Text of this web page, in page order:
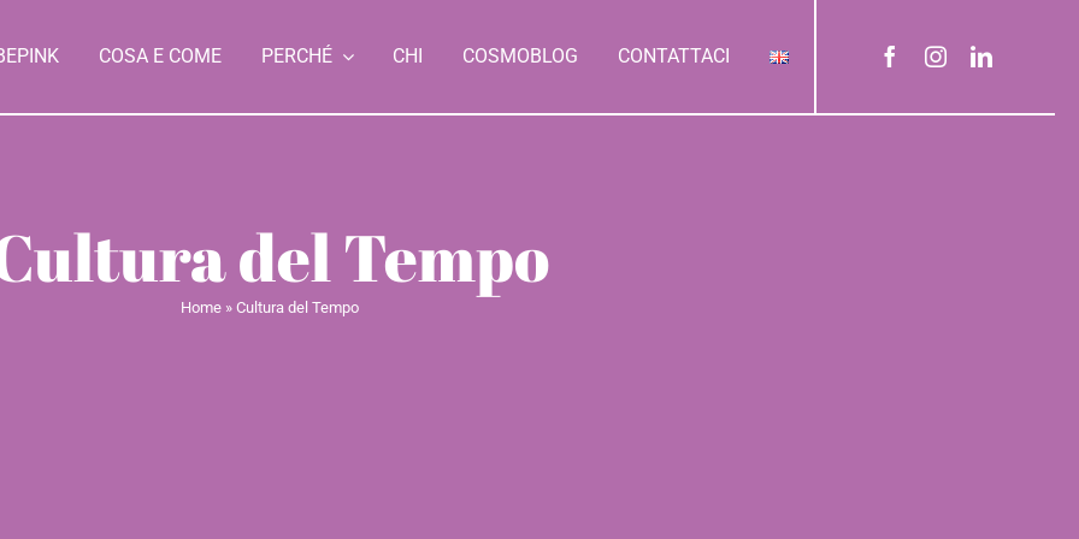
COSA E COME PERCHÉ CHI COSMOBLOG CONTATTACI
del Tempo
Home » Cultura del Tempo